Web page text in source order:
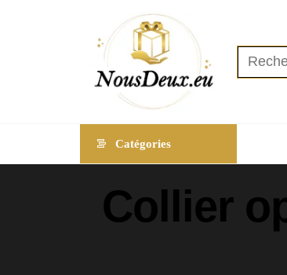
Catégories
Collier